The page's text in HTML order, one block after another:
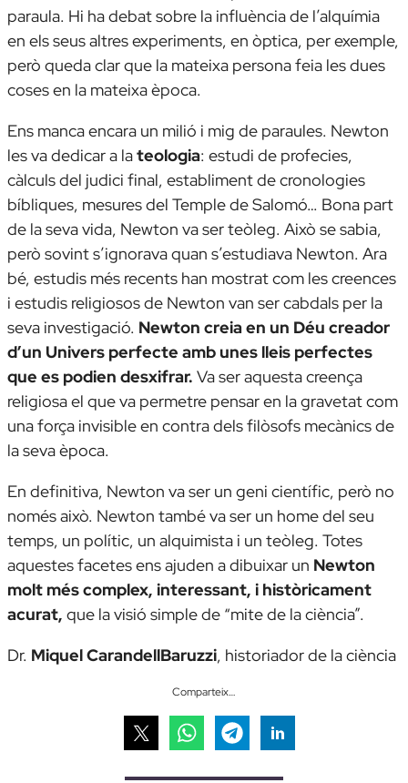
paraula. Hi ha debat sobre la influència de l’alquímia
en els seus altres experiments, en òptica, per exemple,
però queda clar que la mateixa persona feia les dues
coses en la mateixa època.
Ens manca encara un milió i mig de paraules. Newton
les va dedicar a lateologia: estudi de profecies,
càlculs del judici final, establiment de cronologies
bíbliques, mesures del Temple de Salomó… Bona part
de la seva vida, Newton va ser teòleg. Això se sabia,
però sovint s’ignorava quan s’estudiava Newton. Ara
bé, estudis més recents han mostrat com les creences
i estudis religiosos de Newton van ser cabdals per la
seva investigació. Newton creia en un Déu creador
d’un Univers perfecte amb unes lleis perfectes
que es podien desxifrar. Va ser aquesta creença
religiosa el que va permetre pensar en la gravetat com
una força invisible en contra dels filòsofs mecànics de
la seva època.
En definitiva, Newton va ser un geni científic, però no
només això. Newton també va ser un home del seu
temps, un polític, un alquimista i un teòleg. Totes
aquestes facetes ens ajuden a dibuixar un Newton
molt més complex, interessant, i històricament
acurat, que la visió simple de “mite de la ciència”.
Dr. Miquel CarandellBaruzzi, historiador de la ciència
Comparteix…